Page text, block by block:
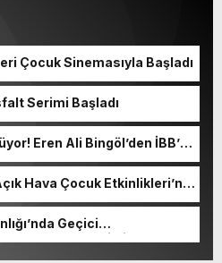
Çocuk Sinemasıyla Başladı
Serimi Başladı
Eren Ali Bingöl’den İBB’ye
Hava Çocuk Etkinlikleri’ne
Geçici
Yıldız’a Verildi